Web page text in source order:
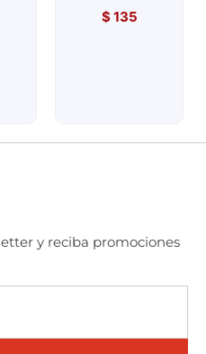
$135
y reciba promociones